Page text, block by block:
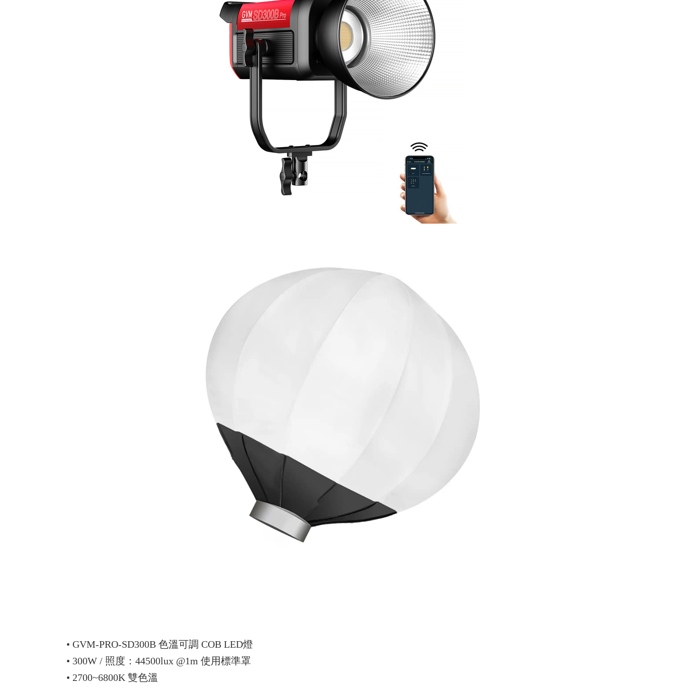
• GVM-PRO-SD300B 色溫可調 COB LED燈
• 300W / 照度：44500lux @1m 使用標準罩
• 2700~6800K 雙色溫